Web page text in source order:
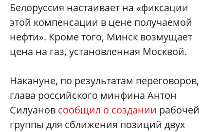
Белоруссия настаивает на «фиксации
этой компенсации в цене получаемой
нефти». Кроме того, Минск возмущает
цена на газ, установленная Москвой.
Накануне, по результатам переговоров,
глава российского минфина Антон
Силуанов сообщил о создании рабочей
группы для сближения позиций двух